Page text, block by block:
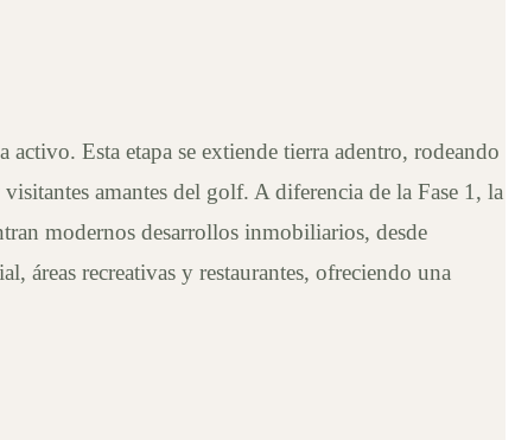
Esta etapa se extiende tierra adentro, rodeando
amantes del golf. A diferencia de la Fase 1, la
modernos desarrollos inmobiliarios, desde
áreas recreativas y restaurantes, ofreciendo una